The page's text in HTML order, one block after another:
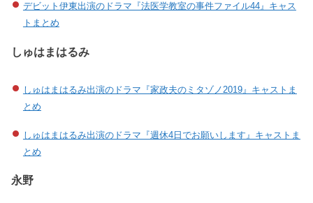
デビット伊東出演のドラマ『法医学教室の事件ファイル44』キャス
トまとめ
しゅはまはるみ
しゅはまはるみ出演のドラマ『家政夫のミタゾノ2019』キャストま
とめ
しゅはまはるみ出演のドラマ『週休4日でお願いします』キャストま
とめ
永野